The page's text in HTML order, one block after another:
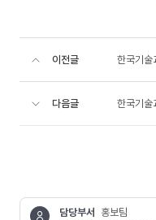
이전글
다음글
담당부서
홍보팀